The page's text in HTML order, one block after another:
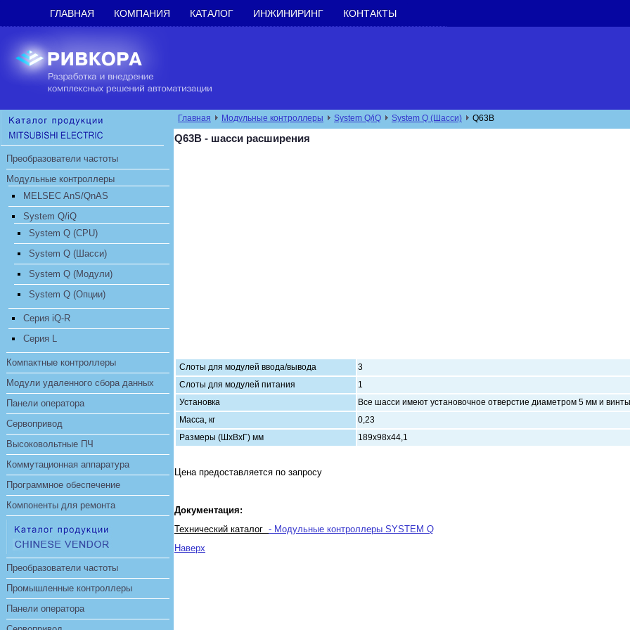
ГЛАВНАЯ КОМПАНИЯ КАТАЛОГ ИНЖИНИРИНГ КОНТАКТЫ
Преобразователи частоты
Модульные контроллеры
MELSEC AnS/QnAS
System Q/iQ
System Q (CPU)
System Q (Шасси)
System Q (Модули)
System Q (Опции)
Серия iQ-R
Серия L
Компактные контроллеры
Модули удаленного сбора данных
Панели оператора
Сервопривод
Высоковольтные ПЧ
Коммутационная аппаратура
Программное обеспечение
Компоненты для ремонта
Преобразователи частоты
Промышленные контроллеры
Панели оператора
Главная Модульные контроллеры System Q/iQ System Q (Шасси) Q63B
Q63B - шасси расширения
Слоты для модулей ввода/вывода
3
Слоты для модулей питания
1
Установка
Все шасси имеют установочное
Масса, кг
0,23
Размеры (ШхВхГ) мм
189х98х44,1
Цена предоставляется по запросу
Документация:
Технический каталог - Модульные контроллеры SYSTEM Q
Наверх